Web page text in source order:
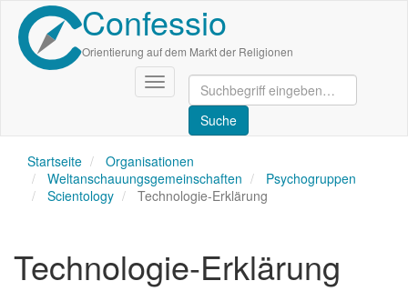
Direkt
zum
Inhalt
Confessio
Orientierung auf dem Markt der Religionen
Navigation
aktivieren/deaktivieren
Startseite
Organisationen
Weltanschauungsgemeinschaften
Psychogruppen
Scientology
Technologie-Erklärung
Technologie-Erklärung